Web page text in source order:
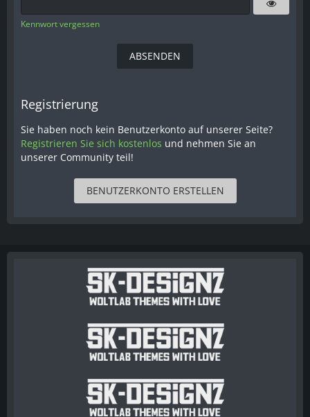
Kennwort vergessen
Registrierung
Sie haben noch kein Benutzerkonto auf unserer Seite?
Registrieren Sie sich kostenlos und nehmen Sie an
unserer Community teil!
BENUTZERKONTO ERSTELLEN